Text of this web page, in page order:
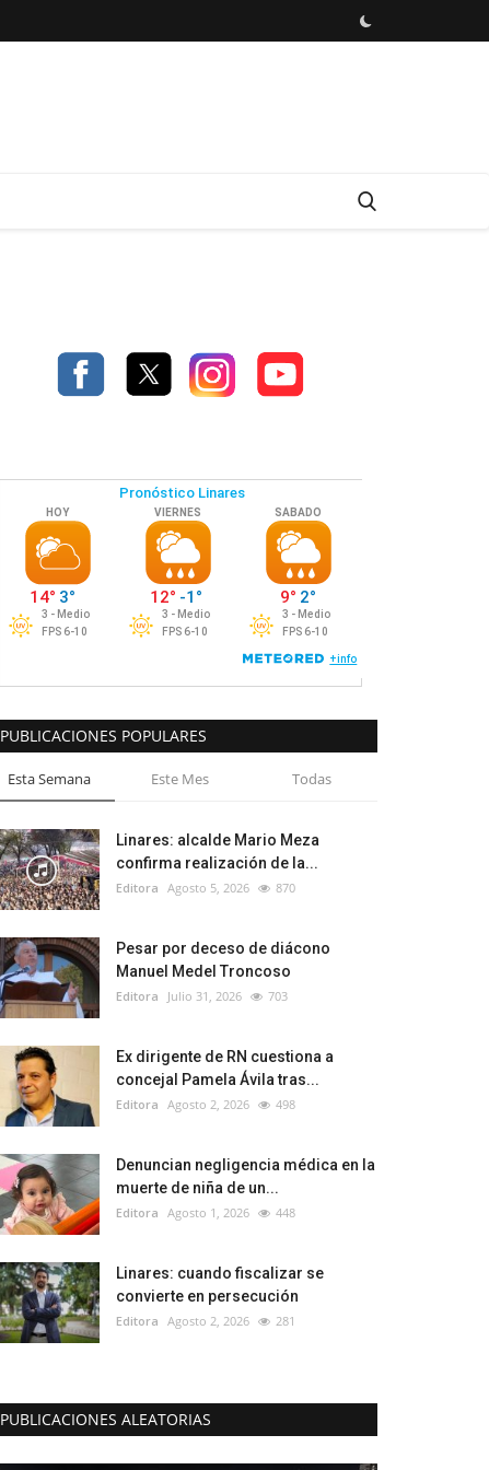
PUBLICACIONES POPULARES
Esta Semana Este Mes Todas
Linares: alcalde Mario Meza
confirma realización de la...
Editora Agosto 5, 2026 870
Pesar por deceso de diácono
Manuel Medel Troncoso
Editora Julio 31, 2026 703
Ex dirigente de RN cuestiona a
concejal Pamela Ávila tras...
Editora Agosto 2, 2026 498
Denuncian negligencia médica en la
muerte de niña de un...
Editora Agosto 1, 2026 448
Linares: cuando fiscalizar se
convierte en persecución
Editora Agosto 2, 2026 281
PUBLICACIONES ALEATORIAS